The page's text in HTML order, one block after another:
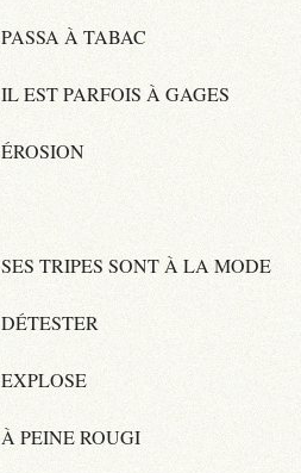
PASSA À TABAC
IL EST PARFOIS À GAGES
ÉROSION
SES TRIPES SONT À LA MODE
DÉTESTER
EXPLOSE
À PEINE ROUGI